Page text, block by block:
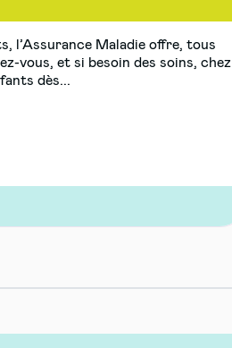
l’Assurance Maladie offre, tous
vous, et si besoin des soins, chez
dès...